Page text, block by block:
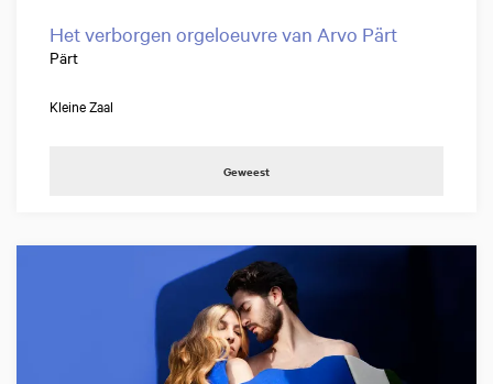
Het verborgen orgeloeuvre van Arvo Pärt
Pärt
Kleine Zaal
Geweest